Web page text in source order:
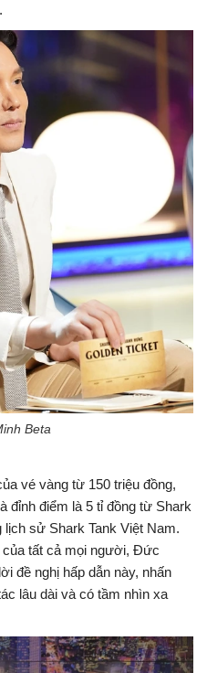
Beta
vé vàng từ 150 triệu đồng,
đỉnh điểm là 5 tỉ đồng từ Shark
sử Shark Tank Việt Nam.
tất cả mọi người, Đức
đề nghị hấp dẫn này, nhấn
lâu dài và có tầm nhìn xa